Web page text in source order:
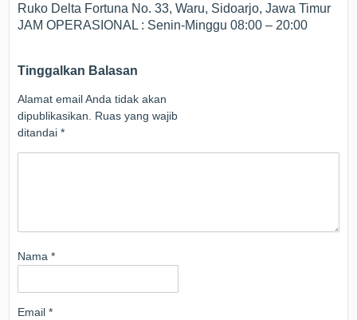
Ruko Delta Fortuna No. 33, Waru, Sidoarjo, Jawa Timur
JAM OPERASIONAL : Senin-Minggu 08:00 – 20:00
Tinggalkan Balasan
Alamat email Anda tidak akan
dipublikasikan. Ruas yang wajib
ditandai*
Nama*
Email*